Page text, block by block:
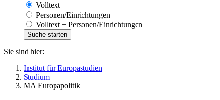
Volltext
Personen/Einrichtungen
Volltext + Personen/Einrichtungen
Sie sind hier:
Institut für Europastudien
Studium
MA Europapolitik